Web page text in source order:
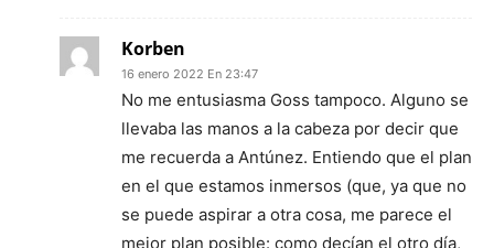
Korben
16 enero 2022 En 23:47
No me entusiasma Goss tampoco. Alguno se
llevaba las manos a la cabeza por decir que
me recuerda a Antúnez. Entiendo que el plan
en el que estamos inmersos (que, ya que no
se puede aspirar a otra cosa, me parece el
mejor plan posible: como decían el otro día,